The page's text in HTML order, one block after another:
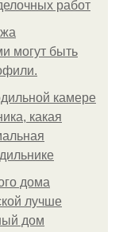
работ
могут быть
камере
какая
дома
лучше
дом